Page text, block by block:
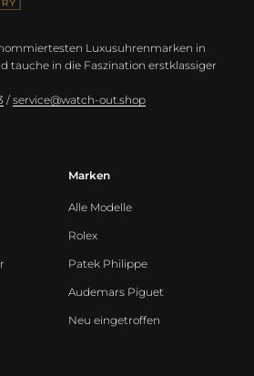
Luxusuhrenmarken in
tauche in die Faszination erstklassiger
/ service@watch-out.shop
Marken
Alle Modelle
Rolex
Patek Philippe
Audemars Piguet
Neu eingetroffen